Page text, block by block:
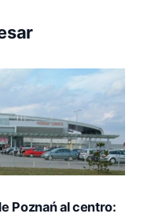
Poznań al centro: